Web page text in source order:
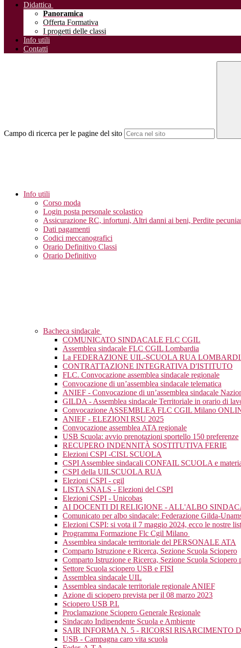
Didattica
Panoramica
Offerta Formativa
I progetti delle classi
Info utili
Contatti
Campo di ricerca per le pagine del sito
Info utili
Corso moda
Login posta personale scolastico
Assicurazione RC, infortuni, Altri danni ai beni, Perdite
Dati pagamenti
Codici meccanografici
Orario Definitivo Classi
Orario Definitivo
Bacheca sindacale
COMUNICATO SINDACALE FLC CGIL
Assemblea sindacale FLC CGIL Lombardia
La FEDERAZIONE UIL-SCUOLA RUA
CONTRATTAZIONE INTEGRATIVA D'ISTITUTO
FLC. Convocazione assemblea sindacale regionale
Convocazione di un’assemblea sindacale telematica
ANIEF - Convocazione di un’assemblea sindacale
GILDA - Assemblea sindacale Territoriale in orario di
Convocazione ASSEMBLEA FLC CGIL Milano
ANIEF - ELEZIONI RSU 2025
Convocazione assemblea ATA regionale
USB Scuola: avvio prenotazioni sportello 150 preferenze
RECUPERO INDENNITÀ SOSTITUTIVA FERIE
Elezioni CSPI -CISL SCUOLA
CSPI Assemblee sindacali CONFAIL SCUOLA e
CSPI della UILSCUOLA RUA
Elezioni CSPI - cgil
LISTA SNALS - Elezioni del CSPI
Elezioni CSPI - Unicobas
AI DOCENTI DI RELIGIONE - ALL'ALBO
Comunicato per albo sindacale: Federazione Gilda-
Elezioni CSPI: si vota il 7 maggio 2024, ecco le nostre
Programma Formazione Flc Cgil Milano
Assemblea sindacale territoriale del PERSONALE ATA
Comparto Istruzione e Ricerca, Sezione Scuola Sciopero
Comparto Istruzione e Ricerca, Sezione Scuola Sciopero
Settore Scuola sciopero USB e FISI
Assemblea sindacale UIL
Assemblea sindacale territoriale regionale ANIEF
Azione di sciopero prevista per il 08 marzo 2023
Sciopero USB P.I.
Proclamazione Sciopero Generale Regionale
Sindacato Indipendente Scuola e Ambiente
SAIR INFORMA N. 5 - RICORSI RISARCIMENTO
USB - Campagna caro vita scuola